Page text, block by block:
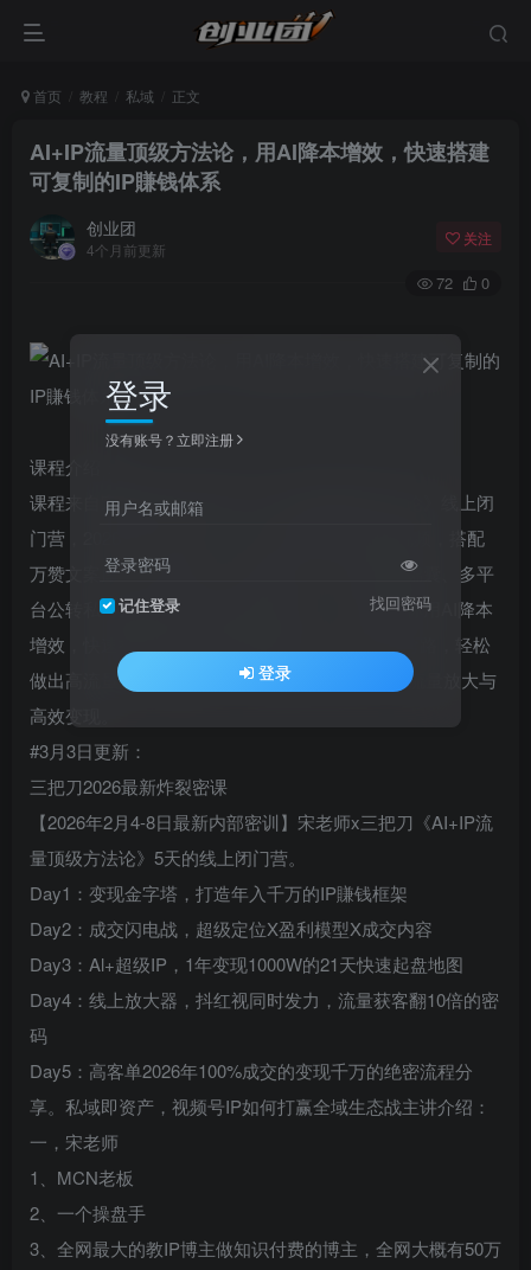
首页 教程 私域 正文
AI+IP流量顶级方法论，用AI降本增效，快速搭建
可复制的IP賺钱体系
创业团
4个月前更新
关注
72 0
课程介绍：
课程来自宋老师&三把刀的《AI+IP流量顶级方法论》线上闭
门营，2026年2月4-8日（5天）密训营高清实战视频，搭配
万赞文案库、人设模板、全流程SOP、私域成交锦囊、多平
台公转私与直播SOP等全套落地资料，手把手教你用AI降本
增效，快速搭建可复制的IP賺钱体系，帮你少走弯路，轻松
做出高流量、高转化账号。AI时代IP从0-1起号、流量放大与
高效变现。
#3月3日更新：
三把刀2026最新炸裂密课
【2026年2月4-8日最新内部密训】宋老师x三把刀《AI+IP流
量顶级方法论》5天的线上闭门营。
Day1：变现金字塔，打造年入千万的IP賺钱框架
Day2：成交闪电战，超级定位X盈利模型X成交内容
Day3：Al+超级IP，1年变现1000W的21天快速起盘地图
Day4：线上放大器，抖红视同时发力，流量获客翻10倍的密
码
Day5：高客单2026年100%成交的变现千万的绝密流程分
享。私域即资产，视频号IP如何打赢全域生态战主讲介绍：
一，宋老师
1、MCN老板
2、一个操盘手
3、全网最大的教IP博主做知识付费的博主，全网大概有50万
登录
没有账号？立即注册
用户名或邮箱
登录密码
记住登录 找回密码
登录